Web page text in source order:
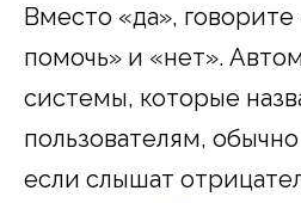
Вместо «да»,
помочь» и «нет».
системы, которые
пользователям,
если слышат